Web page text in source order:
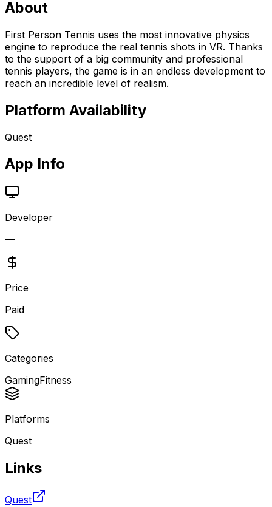
About
First Person Tennis uses the most innovative physics
engine to reproduce the real tennis shots in VR. Thanks
to the support of a big community and professional
tennis players, the game is in an endless development to
reach an incredible level of realism.
Platform Availability
Quest
App Info
Developer
—
Price
Paid
Categories
GamingFitness
Platforms
Quest
Links
Quest